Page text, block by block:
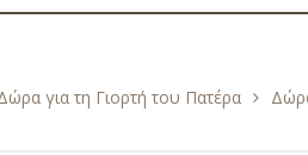
για τη Γιορτή του Πατέρα